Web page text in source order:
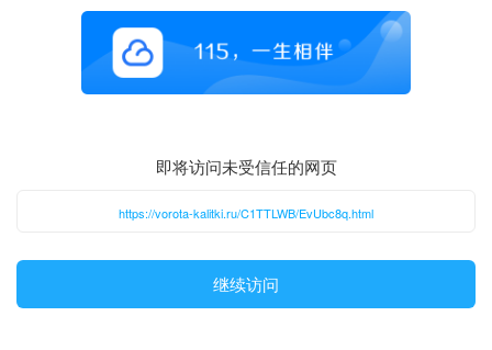
即将访问未受信任的网页
https://vorota-kalitki.ru/C1TTLWB/EvUbc8q.html
继续访问